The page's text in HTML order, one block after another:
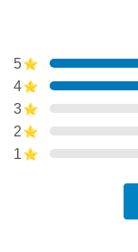
5
4
3
2
1